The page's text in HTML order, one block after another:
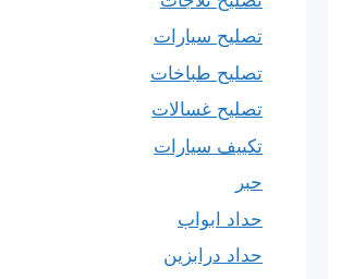
تصليح سيارات
تصليح طباخات
تصليح غسالات
تكييف سيارات
حبر
حداد ابواب
حداد درابزين